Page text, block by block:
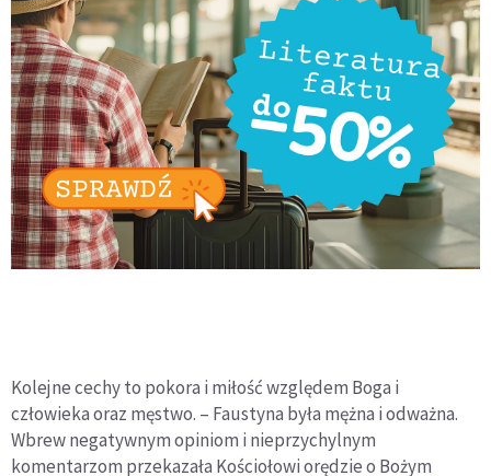
Kolejne cechy to pokora i miłość względem Boga i
człowieka oraz męstwo. – Faustyna była mężna i odważna.
Wbrew negatywnym opiniom i nieprzychylnym
komentarzom przekazała Kościołowi orędzie o Bożym